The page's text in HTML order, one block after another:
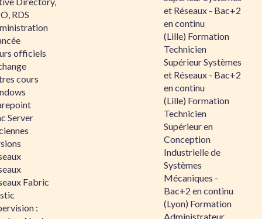
RDS
officiels
cours
Server
Fabric
:
et Réseaux - Bac+2
en continu
(Lille) Formation
Technicien
Supérieur Systèmes
et Réseaux - Bac+2
en continu
(Lille) Formation
Technicien
Supérieur en
Conception
Industrielle de
Systèmes
Mécaniques -
Bac+2 en continu
(Lyon) Formation
Administrateur